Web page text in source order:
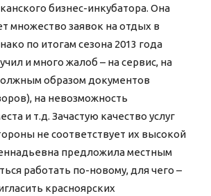
бизнес-инкубатора. Она
множество заявок на отдых в
по итогам сезона 2013 года
и много жалоб – на сервис, на
образом документов
на невозможность
и т.д. Зачастую качество услуг
не соответствует их высокой
предложила местным
работать по-новому, для чего –
красноярских